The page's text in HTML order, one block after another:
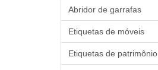
Abridor de garrafas
Etiquetas de móveis
Etiquetas de patrimônio